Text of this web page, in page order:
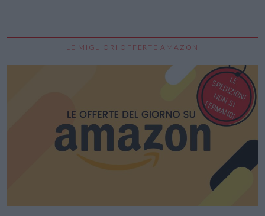
LE MIGLIORI OFFERTE AMAZON